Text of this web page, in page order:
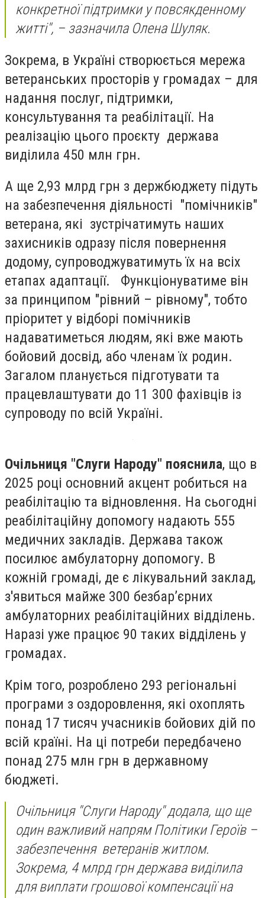
конкретної підтримки у повсякденному
житті", – зазначила Олена Шуляк.
Зокрема, в Україні створюється мережа
ветеранських просторів у громадах – для
надання послуг, підтримки,
консультування та реабілітації. На
реалізацію цього проєкту держава
виділила 450 млн грн.
А ще 2,93 млрд грн з держбюджету підуть
на забезпечення діяльності "помічників"
ветерана, які зустрічатимуть наших
захисників одразу після повернення
додому, супроводжуватимуть їх на всіх
етапах адаптації. Функціонуватиме він
за принципом "рівний – рівному", тобто
пріоритет у відборі помічників
надаватиметься людям, які вже мають
бойовий досвід, або членам їх родин.
Загалом планується підготувати та
працевлаштувати до 11 300 фахівців із
супроводу по всій Україні.
Очільниця "Слуги Народу" пояснила, що в
2025 році основний акцент робиться на
реабілітацію та відновлення. На сьогодні
реабілітаційну допомогу надають 555
медичних закладів. Держава також
посилює амбулаторну допомогу. В
кожній громаді, де є лікувальний заклад,
з'явиться майже 300 безбарʼєрних
амбулаторних реабілітаційних відділень.
Наразі уже працює 90 таких відділень у
громадах.
Крім того, розроблено 293 регіональні
програми з оздоровлення, які охоплять
понад 17 тисяч учасників бойових дій по
всій країні. На ці потреби передбачено
понад 275 млн грн в державному
бюджеті.
Очільниця "Слуги Народу" додала, що ще
один важливий напрям Політики Героїв –
забезпечення ветеранів житлом.
Зокрема, 4 млрд грн держава виділила
для виплати грошової компенсації на